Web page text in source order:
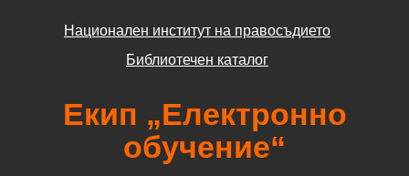
Национален институт на правосъдието
Библиотечен каталог
Екип „Електронно
обучение“